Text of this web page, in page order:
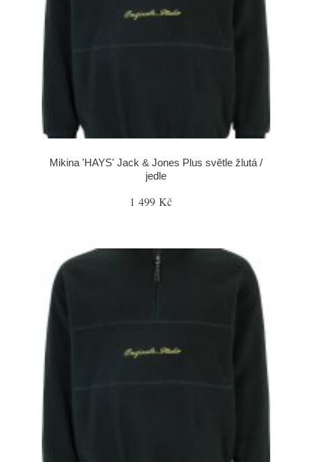
Mikina 'HAYS' Jack & Jones Plus světle žlutá /
jedle
1 499 Kč